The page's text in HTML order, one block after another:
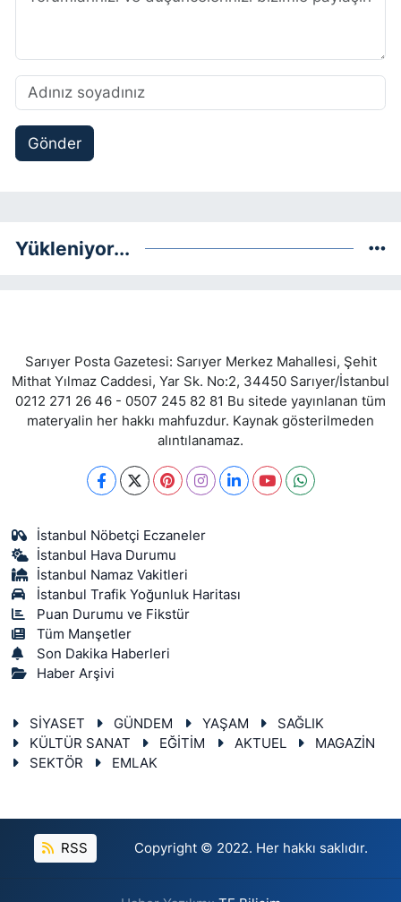
Gönder
Yükleniyor...
Sarıyer Posta Gazetesi: Sarıyer Merkez Mahallesi, Şehit
Mithat Yılmaz Caddesi, Yar Sk. No:2, 34450 Sarıyer/İstanbul
0212 271 26 46 - 0507 245 82 81 Bu sitede yayınlanan tüm
materyalin her hakkı mahfuzdur. Kaynak gösterilmeden
alıntılanamaz.
İstanbul Nöbetçi Eczaneler
İstanbul Hava Durumu
İstanbul Namaz Vakitleri
İstanbul Trafik Yoğunluk Haritası
Puan Durumu ve Fikstür
Tüm Manşetler
Son Dakika Haberleri
Haber Arşivi
SİYASET GÜNDEM YAŞAM
SAĞLIK
KÜLTÜR SANAT
EĞİTİM AKTUEL
MAGAZİN
SEKTÖR
EMLAK
RSS Copyright © 2022. Her hakkı saklıdır.